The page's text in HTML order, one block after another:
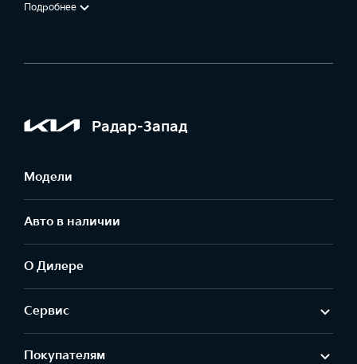
Подробнее
Радар-Запад
Модели
Авто в наличии
О Дилере
Сервис
Покупателям